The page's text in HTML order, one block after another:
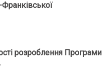
розроблення